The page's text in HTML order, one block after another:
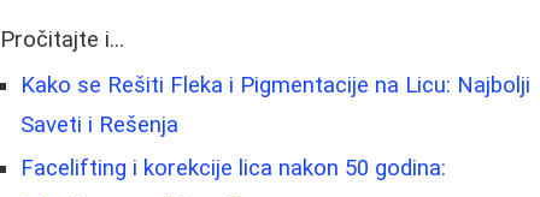
Pročitajte i...
Kako se Rešiti Fleka i Pigmentacije na Licu: Najbolji
Saveti i Rešenja
Facelifting i korekcije lica nakon 50 godina: